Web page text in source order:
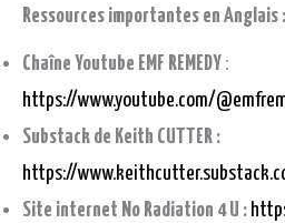
Ressources importantes en Anglais :
Chaîne Youtube EMF REMEDY :
https://www.youtube.com/
Substack de Keith CUTTER :
https://
Site internet No Radiation 4 U :